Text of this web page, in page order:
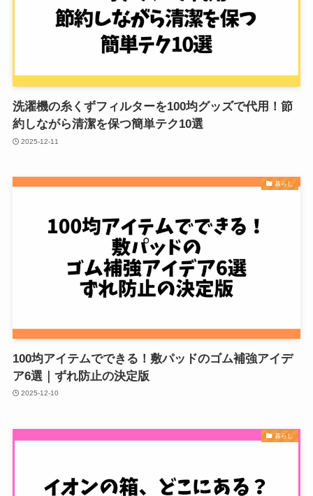
洗濯機の糸くずフィルターを100均グッズで代用！節
約しながら清潔を保つ簡単テク10選
2025-12-11
暮らし
100均アイテムでできる！敷パッドのゴム補強アイデ
ア6選｜ずれ防止の決定版
2025-12-10
暮らし